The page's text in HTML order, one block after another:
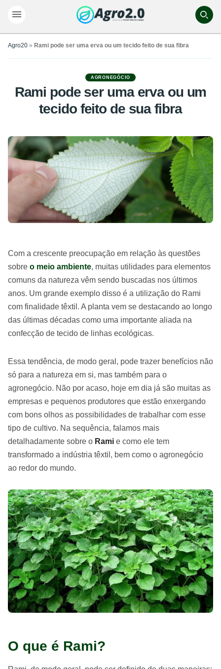
Agro20 » Rami pode ser uma erva ou um tecido feito de sua fibra
AGRONEGÓCIO
Rami pode ser uma erva ou um
tecido feito de sua fibra
Com a crescente preocupação em relação às questões
sobre o meio ambiente, muitas utilidades para elementos
comuns da natureza vêm sendo buscadas nos últimos
anos. Um grande exemplo disso é a utilização do Rami
com finalidade têxtil. A planta vem se destacando ao longo
das últimas décadas como uma importante aliada na
confecção de tecido de linhas ecológicas.
Essa tendência, de modo geral, pode trazer benefícios não
só para a natureza em si, mas também para o
agronegócio. Não por acaso, hoje em dia já são muitas as
empresas e pequenos produtores que estão enxergando
com bons olhos as possibilidades de trabalhar com esse
tipo de cultivo. Na sequência, falamos mais
detalhadamente sobre o Rami e como ele tem
transformado a indústria têxtil, bem como o agronegócio
ao redor do mundo.
O que é Rami?